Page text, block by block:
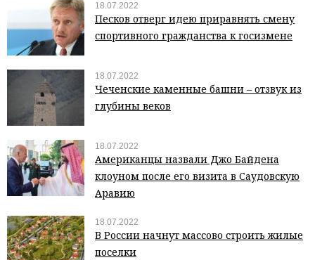
18.07.2022
Песков отверг идею приравнять смену
спортивного гражданства к госизмене
18.07.2022
Чеченские каменные башни – отзвук из
глубины веков
18.07.2022
Американцы назвали Джо Байдена
клоуном после его визита в Саудовскую
Аравию
18.07.2022
В России начнут массово строить жилые
поселки